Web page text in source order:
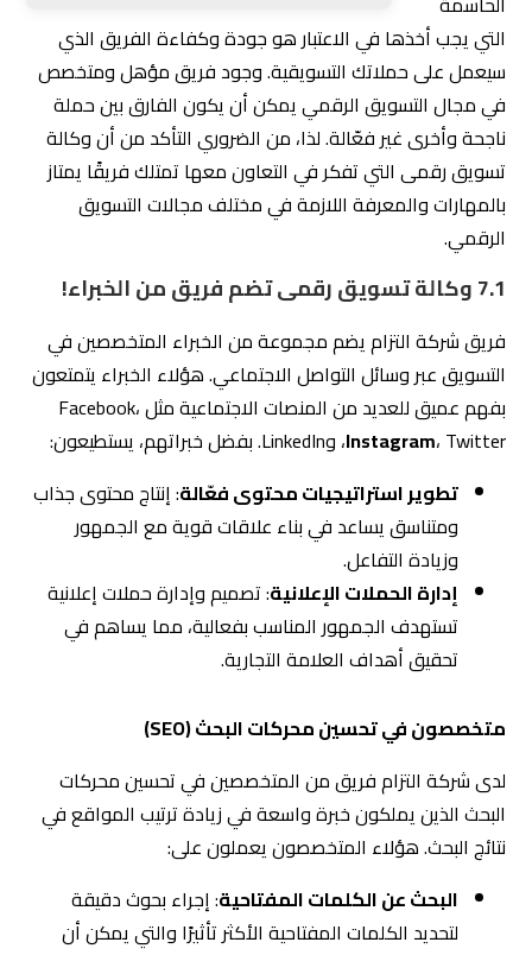
7.1 وكالة تسويق رقمى تضم فريق من الخبراء!
فريق شركة التزام يضم مجموعة من الخبراء المتخصصين في
التسويق عبر وسائل التواصل الاجتماعي. هؤلاء الخبراء يتمتعون
بفهم عميق للعديد من المنصات الاجتماعية مثل Facebook،
Instagram، Twitter، وLinkedIn. بفضل خبراتهم، يستطيعون:
تطوير استراتيجيات محتوى فعّالة
: إنتاج محتوى جذاب
ومتناسق يساعد في بناء علاقات قوية مع الجمهور
وزيادة التفاعل.
إدارة الحملات الإعلانية
: تصميم وإدارة حملات إعلانية
تستهدف الجمهور المناسب بفعالية، مما يساهم في
تحقيق أهداف العلامة التجارية.
متخصصون في تحسين محركات البحث (SEO)
لدى شركة التزام فريق من المتخصصين في تحسين محركات
البحث الذين يملكون خبرة واسعة في زيادة ترتيب المواقع في
نتائج البحث. هؤلاء المتخصصون يعملون على:
البحث عن الكلمات المفتاحية: إجراء بحوث دقيقة
لتحديد الكلمات المفتاحية الأكثر تأثيرًا والتي يمكن أن
تحسين المحتوى والموقع: كتابة محتوى محسن
يتوافق مع معايير SEO، وتحسين بنية الموقع لتعزيز ترتيبه
في محركات البحث.
بناء الروابط الخارجية: تنفيذ استراتيجيات فعّالة لبناء
روابط خارجية تعزز من موثوقية الموقع وسلطته.
خبراء في الإعلانات الرقمية